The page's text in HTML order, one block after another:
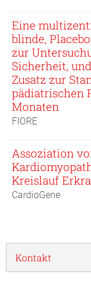
Eine
blinde,
zur
Sicherheit,
Zusatz zur
pädiatrischen
Monaten
FIORE
Assoziation
Kreislauf
CardioGene
Kontakt